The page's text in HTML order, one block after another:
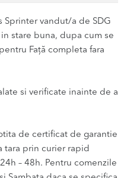
Sprinter vandut/a de SDG
stare buna, dupa cum se
Față completa fara
si verificate inainte de a
de certificat de garantie
tara prin curier rapid
– 48h. Pentru comenzile